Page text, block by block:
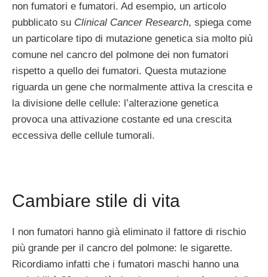
non fumatori e fumatori. Ad esempio, un articolo
pubblicato su Clinical Cancer Research, spiega come
un particolare tipo di mutazione genetica sia molto più
comune nel cancro del polmone dei non fumatori
rispetto a quello dei fumatori. Questa mutazione
riguarda un gene che normalmente attiva la crescita e
la divisione delle cellule: l’alterazione genetica
provoca una attivazione costante ed una crescita
eccessiva delle cellule tumorali.
Cambiare stile di vita
I non fumatori hanno già eliminato il fattore di rischio
più grande per il cancro del polmone: le sigarette.
Ricordiamo infatti che i fumatori maschi hanno una